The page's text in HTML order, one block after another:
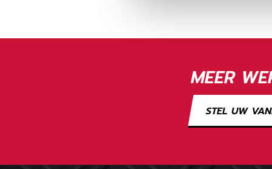
MEER
STEL UW